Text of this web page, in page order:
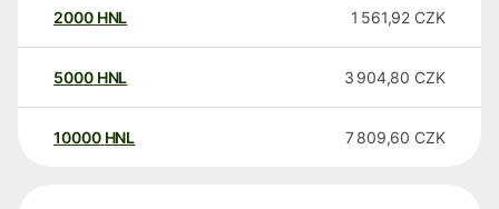
2000 HNL 1 561,92 CZK
5000 HNL 3 904,80 CZK
10000 HNL 7 809,60 CZK